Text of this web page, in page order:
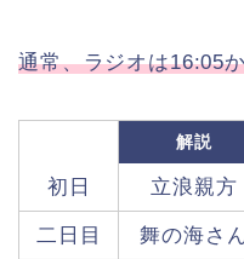
通常、ラジオは16:05
解説
初日 立浪親方
二日目 舞の海さ